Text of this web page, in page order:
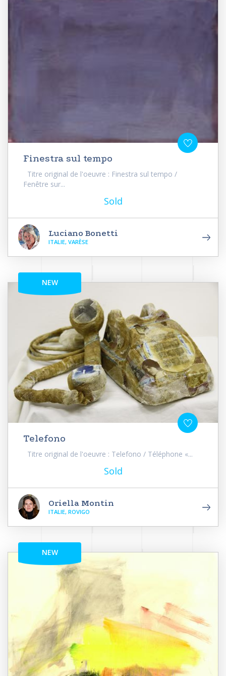
Finestra sul tempo
Titre original de l'oeuvre : Finestra sul tempo /
Fenêtre sur...
Sold
Luciano Bonetti
ITALIE, VARÈSE
NEW
Telefono
Titre original de l'oeuvre : Telefono / Téléphone «...
Sold
Oriella Montin
ITALIE, ROVIGO
NEW